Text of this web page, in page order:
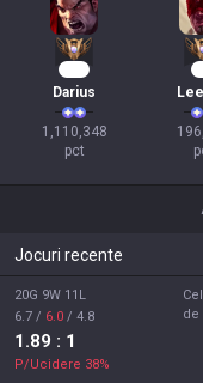
Darius
1,110,348
pct
Jocuri recente
20G 9W 11L
6.7 / 6.0 / 4.8
1.89 : 1
P/Ucidere 38%
de